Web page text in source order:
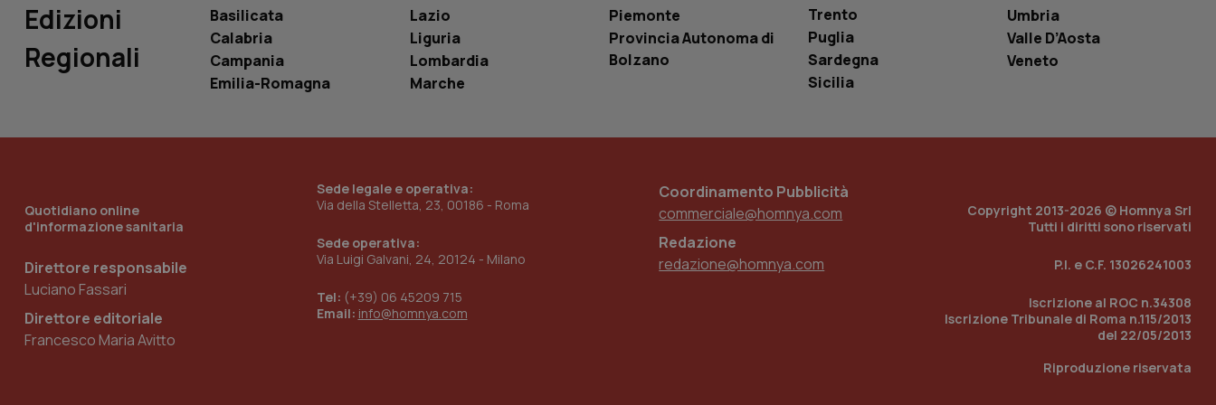
Edizioni
Regionali
Basilicata
Calabria
Campania
Emilia-Romagna
Lazio
Liguria
Lombardia
Marche
Piemonte
Provincia Autonoma di
Bolzano
Trento
Puglia
Sardegna
Sicilia
Umbria
Valle D’Aosta
Veneto
Quotidiano online
d'informazione sanitaria
Direttore responsabile
Luciano Fassari
Direttore editoriale
Francesco Maria Avitto
Sede legale e operativa:
Via della Stelletta, 23, 00186 - Roma
Sede operativa:
Via Luigi Galvani, 24, 20124 - Milano
Tel: (+39) 06 45209 715
Email: info@homnya.com
Coordinamento Pubblicità
commerciale@homnya.com
Redazione
redazione@homnya.com
Copyright 2013-2026 © Homnya Srl
Tutti i diritti sono riservati
P.I. e C.F. 13026241003
Iscrizione al ROC n.34308
Iscrizione Tribunale di Roma n.115/2013
del 22/05/2013
Riproduzione riservata
Questo cookie è impostato dall'applicazione per abilitare il
sistema di tracking solo in caso di utenti loggato con identity
provider WelfareLink.